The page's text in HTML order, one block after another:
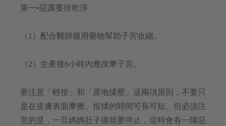
第一•惡露要排乾淨
（1）配合醫師服用藥物幫助子宮收縮。
（2）生產後6小時內應按摩子宮。
要注意「輕按」和「原地揉壓」這兩項原則，不要只
是在皮膚表面摩擦。按揉的時間可長可短。但必須注
意的是，一旦媽媽肚子痛就要停止，這時會有一陣惡